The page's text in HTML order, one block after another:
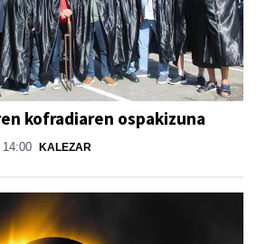
kofradiaren ospakizuna
KALEZAR